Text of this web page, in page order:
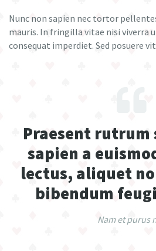
Nunc non sapien nec tortor
mauris. In fringilla vitae nisi viverra
consequat imperdiet. Sed posuere
Praesent rutrum
sapien a
lectus, aliquet
bibendum
Nam et purus